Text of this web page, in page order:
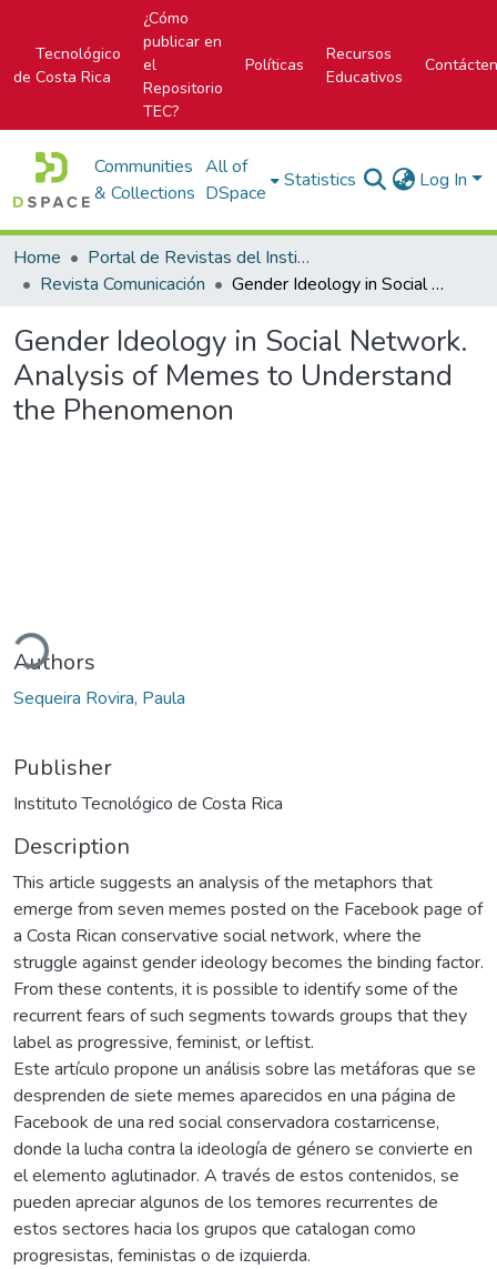
Tecnológico
de Costa Rica
¿Cómo
publicar en
el
Repositorio
TEC?
Políticas
Recursos
Educativos
Communities
& Collections
All of
DSpace
Statistics Log In
Home
Portal de Revistas del Instituto Tecnológico de Costa Rica
Revista Comunicación
Gender Ideology in Social Network. Analysis of Memes to Understand the Phenomenon
Gender Ideology in Social Network.
Analysis of Memes to Understand
the Phenomenon
Authors
Sequeira Rovira, Paula
Publisher
Instituto Tecnológico de Costa Rica
Description
This article suggests an analysis of the metaphors that
emerge from seven memes posted on the Facebook page of
a Costa Rican conservative social network, where the
struggle against gender ideology becomes the binding factor.
From these contents, it is possible to identify some of the
recurrent fears of such segments towards groups that they
label as progressive, feminist, or leftist.
Este artículo propone un análisis sobre las metáforas que se
desprenden de siete memes aparecidos en una página de
Facebook de una red social conservadora costarricense,
donde la lucha contra la ideología de género se convierte en
el elemento aglutinador. A través de estos contenidos, se
pueden apreciar algunos de los temores recurrentes de
estos sectores hacia los grupos que catalogan como
progresistas, feministas o de izquierda.